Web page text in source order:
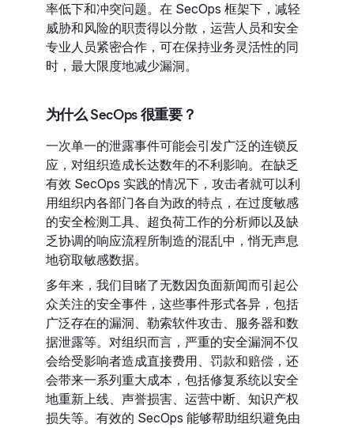
率低下和冲突问题。在 SecOps 框架下，减轻
威胁和风险的职责得以分散，运营人员和安全
专业人员紧密合作，可在保持业务灵活性的同
时，最大限度地减少漏洞。
为什么 SecOps 很重要？
一次单一的泄露事件可能会引发广泛的连锁反
应，对组织造成长达数年的不利影响。在缺乏
有效 SecOps 实践的情况下，攻击者就可以利
用组织内各部门各自为政的特点，在过度敏感
的安全检测工具、超负荷工作的分析师以及缺
乏协调的响应流程所制造的混乱中，悄无声息
地窃取敏感数据。
多年来，我们目睹了无数因负面新闻而引起公
众关注的安全事件，这些事件形式各异，包括
广泛存在的漏洞、勒索软件攻击、服务器和数
据泄露等。对组织而言，严重的安全漏洞不仅
会给受影响者造成直接费用、罚款和赔偿，还
会带来一系列重大成本，包括修复系统以安全
地重新上线、声誉损害、运营中断、知识产权
损失等。有效的 SecOps 能够帮助组织避免由